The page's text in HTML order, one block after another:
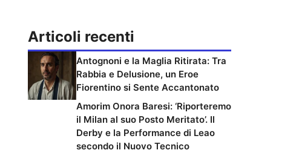
Articoli recenti
Antognoni e la Maglia Ritirata: Tra
Rabbia e Delusione, un Eroe
Fiorentino si Sente Accantonato
Amorim Onora Baresi: ‘Riporteremo
il Milan al suo Posto Meritato’. Il
Derby e la Performance di Leao
secondo il Nuovo Tecnico